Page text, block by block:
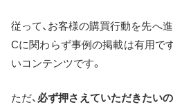
従って、お客様の購買行動を先へ
Cに関わらず事例の掲載は有用で
いコンテンツです。
ただ、 必ず押さえていただきたい